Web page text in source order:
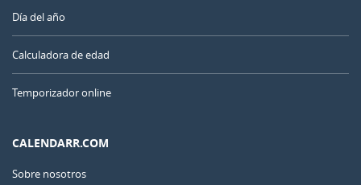
Día del año
Calculadora de edad
Temporizador online
CALENDARR.COM
Sobre nosotros